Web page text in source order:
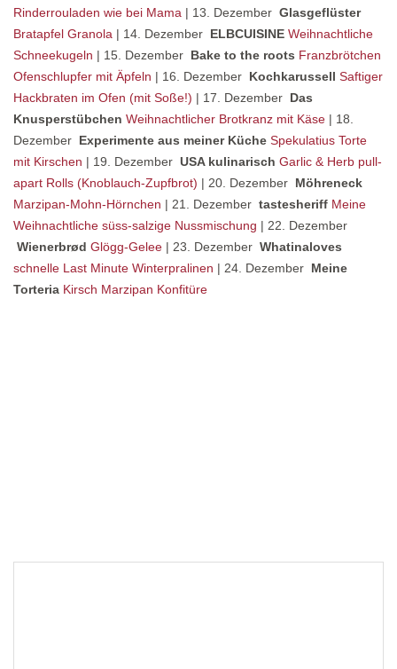
Rinderrouladen wie bei Mama | 13. Dezember Glasgeflüster
Bratapfel Granola | 14. Dezember ELBCUISINE Weihnachtliche
Schneekugeln | 15. Dezember Bake to the roots Franzbrötchen
Ofenschlupfer mit Äpfeln | 16. Dezember Kochkarussell Saftiger
Hackbraten im Ofen (mit Soße!) | 17. Dezember Das
Knusperstübchen Weihnachtlicher Brotkranz mit Käse | 18.
Dezember Experimente aus meiner Küche Spekulatius Torte
mit Kirschen | 19. Dezember USA kulinarisch Garlic & Herb pull-
apart Rolls (Knoblauch-Zupfbrot) | 20. Dezember Möhreneck
Marzipan-Mohn-Hörnchen | 21. Dezember tastesheriff Meine
Weihnachtliche süss-salzige Nussmischung | 22. Dezember
Wienerbrød Glögg-Gelee | 23. Dezember Whatinaloves
schnelle Last Minute Winterpralinen | 24. Dezember Meine
Torteria Kirsch Marzipan Konfitüre